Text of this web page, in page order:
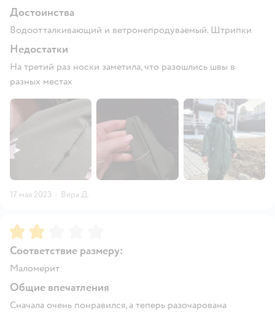
Достоинства
Водоотталкивающий и ветронепродуваемый. Штрипки
Недостатки
На третий раз носки заметила, что разошлись швы в
разных местах
17 мая 2023 · Вера Д.
Рейтинг:
Соответствие размеру:
Маломерит
Общие впечатления
Сначала очень понравился, а теперь разочарована